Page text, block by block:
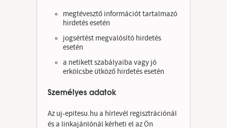
megtévesztő információt tartalmazó
hirdetés esetén
jogsértést megvalósító hirdetés
esetén
a netikett szabályaiba vagy jó
erkölcsbe ütköző hirdetés esetén
Személyes adatok
Az uj-epitesu.hu a hírlevél regisztrációnál
és a linkajánlónál kérheti el az Ön